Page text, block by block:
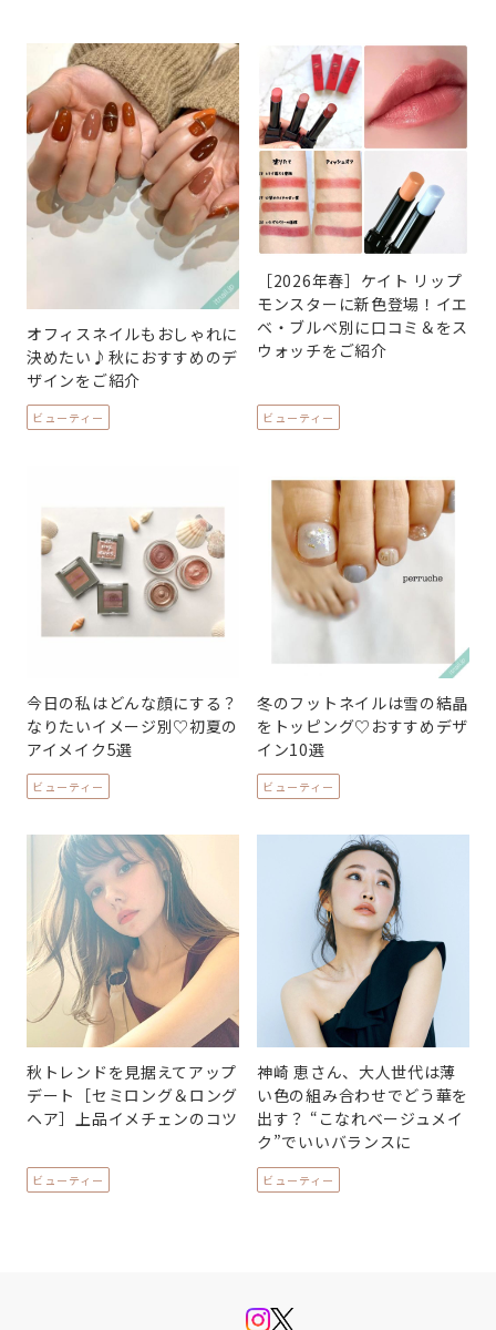
オフィスネイルもおしゃれに
決めたい♪秋におすすめのデ
ザインをご紹介
ビューティー
［2026年春］ケイト リップ
モンスターに新色登場！イエ
ベ・ブルベ別に口コミ＆をス
ウォッチをご紹介
ビューティー
今日の私はどんな顔にする？
なりたいイメージ別♡初夏の
アイメイク5選
ビューティー
冬のフットネイルは雪の結晶
をトッピング♡おすすめデザ
イン10選
ビューティー
秋トレンドを見据えてアップ
デート［セミロング＆ロング
ヘア］上品イメチェンのコツ
ビューティー
神崎 恵さん、大人世代は薄
い色の組み合わせでどう華を
出す？ “こなれベージュメイ
ク”でいいバランスに
ビューティー